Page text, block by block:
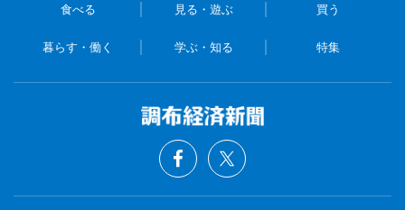
食べる 見る・遊ぶ 買う
暮らす・働く 学ぶ・知る 特集